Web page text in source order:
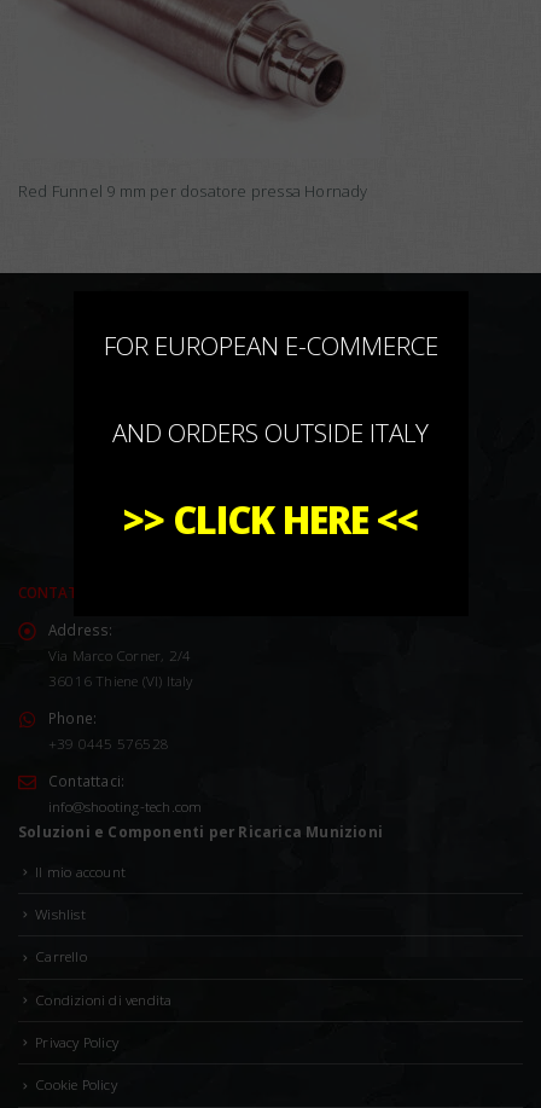
Red Funnel 9 mm per dosatore pressa Hornady
CONTATTACI
Address:
Via Marco Corner, 2/4
36016 Thiene (VI) Italy
Phone:
+39 0445 576528
Contattaci:
info@shooting-tech.com
Soluzioni e Componenti per Ricarica Munizioni
Il mio account
Wishlist
Carrello
Condizioni di vendita
Privacy Policy
Cookie Policy
FOR EUROPEAN E-COMMERCE
AND ORDERS OUTSIDE ITALY
>> CLICK HERE<<